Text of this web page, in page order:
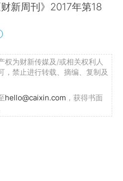
新周刊》2017年第18
权为财新传媒及/或相关权利人
，禁止进行转载、摘编、复制及
hello@caixin.com ，获得书面